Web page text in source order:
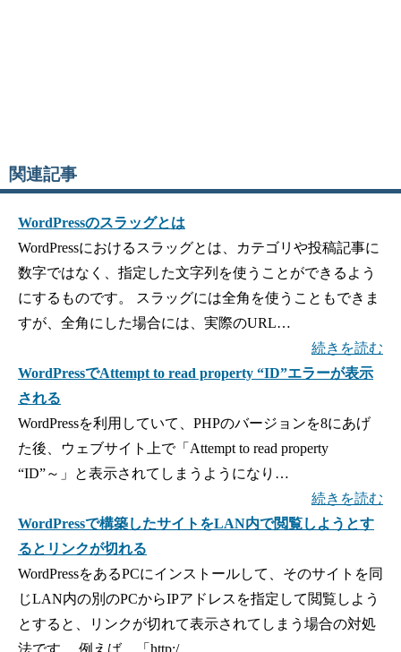
関連記事
WordPressのスラッグとは
WordPressにおけるスラッグとは、カテゴリや投稿記事に
数字ではなく、指定した文字列を使うことができるよう
にするものです。 スラッグには全角を使うこともできま
すが、全角にした場合には、実際のURL…
続きを読む
WordPressでAttempt to read property “ID”エラーが表示
される
WordPressを利用していて、PHPのバージョンを8にあげ
た後、ウェブサイト上で「Attempt to read property
“ID”～」と表示されてしまうようになり…
続きを読む
WordPressで構築したサイトをLAN内で閲覧しようとす
るとリンクが切れる
WordPressをあるPCにインストールして、そのサイトを同
じLAN内の別のPCからIPアドレスを指定して閲覧しよう
とすると、リンクが切れて表示されてしまう場合の対処
法です。 例えば、「http:/…